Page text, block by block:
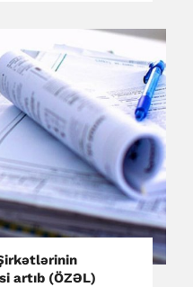
artıb (ÖZƏL)